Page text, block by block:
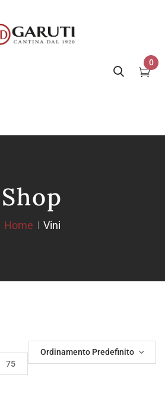
0
Shop
Home Vini
Ordinamento Predefinito
75